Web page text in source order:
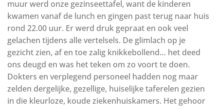
muur werd onze gezinseettafel, want de kinderen
kwamen vanaf de lunch en gingen past terug naar huis
rond 22.00 uur. Er werd druk gepraat en ook veel
gelachen tijdens alle vertelsels. De glimlach op je
gezicht zien, af en toe zalig knikkebollend… het deed
ons deugd en was het teken om zo voort te doen.
Dokters en verplegend personeel hadden nog maar
zelden dergelijke, gezellige, huiselijke taferelen gezien
in die kleurloze, koude ziekenhuiskamers. Het gehoor